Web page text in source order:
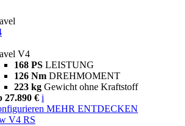
V4
168 PS LEISTUNG
126 Nm DREHMOMENT
223 kg Gewicht ohne Kraftstoff
27.890 € i
MEHR ENTDECKEN
V4 RS